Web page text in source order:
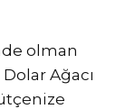
olman
Ağacı